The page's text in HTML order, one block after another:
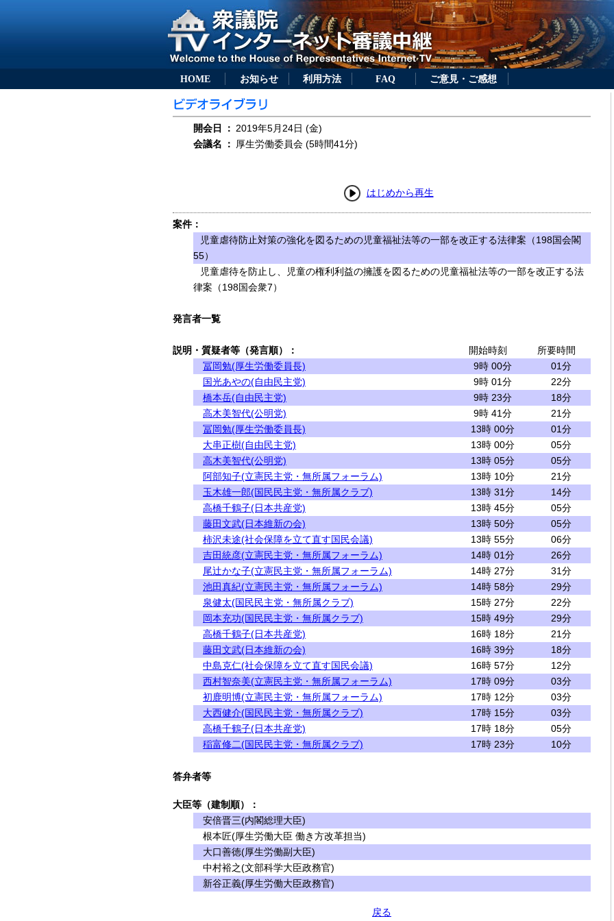
HOME お知らせ 利用方法 FAQ ご意見・ご感想
開会日 ： 2019年5月24日 (金)
会議名
： 厚生労働委員会 (5時間41分)
はじめから再生
案件：
児童虐待防止対策の強化を図るための児童福祉法等の一部を改正する法律案（198国会閣
55）
児童虐待を防止し、児童の権利利益の擁護を図るための児童福祉法等の一部を改正する法
律案（198国会衆7）
発言者一覧
説明・質疑者等（発言順）： 開始時刻
所要時間
冨岡勉(厚生労働委員長)
9時 00分
01分
国光あやの(自由民主党)
9時 01分
22分
橋本岳(自由民主党)
9時 23分
18分
高木美智代(公明党)
9時 41分
21分
冨岡勉(厚生労働委員長)
13時 00分
01分
大串正樹(自由民主党)
13時 00分
05分
高木美智代(公明党)
13時 05分
05分
阿部知子(立憲民主党・無所属フォーラム)
13時 10分
21分
玉木雄一郎(国民民主党・無所属クラブ)
13時 31分
14分
高橋千鶴子(日本共産党)
13時 45分
05分
藤田文武(日本維新の会)
13時 50分
05分
柿沢未途(社会保障を立て直す国民会議)
13時 55分
06分
吉田統彦(立憲民主党・無所属フォーラム)
14時 01分
26分
尾辻かな子(立憲民主党・無所属フォーラム)
14時 27分
31分
池田真紀(立憲民主党・無所属フォーラム)
14時 58分
29分
泉健太(国民民主党・無所属クラブ)
15時 27分
22分
岡本充功(国民民主党・無所属クラブ)
15時 49分
29分
高橋千鶴子(日本共産党)
16時 18分
21分
藤田文武(日本維新の会)
16時 39分
18分
中島克仁(社会保障を立て直す国民会議)
16時 57分
12分
西村智奈美(立憲民主党・無所属フォーラム)
17時 09分
03分
初鹿明博(立憲民主党・無所属フォーラム)
17時 12分
03分
大西健介(国民民主党・無所属クラブ)
17時 15分
03分
高橋千鶴子(日本共産党)
17時 18分
05分
稲富修二(国民民主党・無所属クラブ)
17時 23分 10分
答弁者等
大臣等（建制順）：
安倍晋三(内閣総理大臣)
根本匠(厚生労働大臣 働き方改革担当)
大口善徳(厚生労働副大臣)
中村裕之(文部科学大臣政務官)
新谷正義(厚生労働大臣政務官)
戻る